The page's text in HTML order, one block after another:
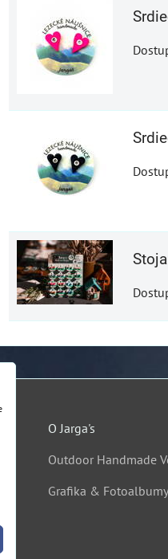
O Jarga's
Outdoor Handmade
Grafika & Fotoalbumy